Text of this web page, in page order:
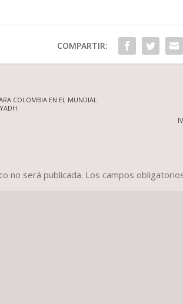
COMPARTIR:
COLOMBIA EN EL MUNDIAL
no será publicada. Los campos